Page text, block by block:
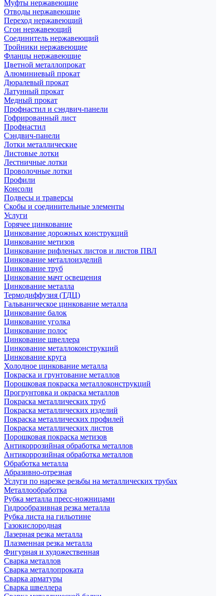
Муфты нержавеющие
Отводы нержавеющие
Переход нержавеющий
Сгон нержавеющий
Соединитель нержавеющий
Тройники нержавеющие
Фланцы нержавеющие
Цветной металлопрокат
Алюминиевый прокат
Дюралевый прокат
Латунный прокат
Медный прокат
Профнастил и сэндвич-панели
Гофрированный лист
Профнастил
Сэндвич-панели
Лотки металлические
Листовые лотки
Лестничные лотки
Проволочные лотки
Профили
Консоли
Подвесы и траверсы
Скобы и соединительные элементы
Услуги
Горячее цинкование
Цинкование дорожных конструкций
Цинкование метизов
Цинкование рифленых листов и листов ПВЛ
Цинкование металлоизделий
Цинкование труб
Цинкование мачт освещения
Цинкование металла
Термодиффузия (ТДЦ)
Гальваническое цинкование металла
Цинкование балок
Цинкование уголка
Цинкование полос
Цинкование швеллера
Цинкование металлоконструкций
Цинкование круга
Холодное цинкование металла
Покраска и грунтование металлов
Порошковая покраска металлоконструкций
Прогрунтовка и окраска металлов
Покраска металлических труб
Покраска металлических изделий
Покраска металлических профилей
Покраска металлических листов
Порошковая покраска метизов
Антикоррозийная обработка металлов
Антикоррозийная обработка металлов
Обработка металла
Абразивно-отрезная
Услуги по нарезке резьбы на металлических трубах
Металлообработка
Рубка металла пресс-ножницами
Гидрообразивная резка металла
Рубка листа на гильотине
Газокислородная
Лазерная резка металла
Плазменная резка металла
Фигурная и художественная
Сварка металлов
Сварка металлопроката
Сварка арматуры
Сварка швеллера